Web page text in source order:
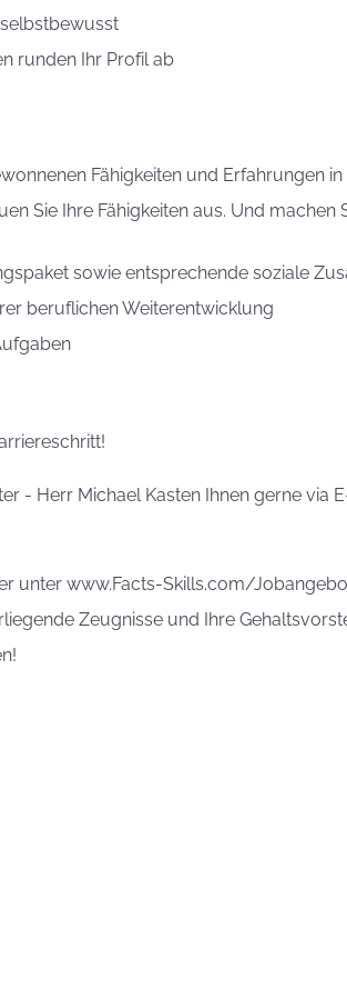
runden Ihr Profil ab
Fähigkeiten und Erfahrungen
Sie Ihre Fähigkeiten aus. Und machen
sowie entsprechende soziale
beruflichen Weiterentwicklung
- Herr Michael Kasten Ihnen gerne via
unter www.Facts-Skills.com/
Zeugnisse und Ihre